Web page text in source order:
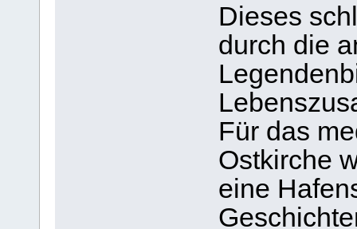
Dieses
durch die
Für das
Ostkirche
eine